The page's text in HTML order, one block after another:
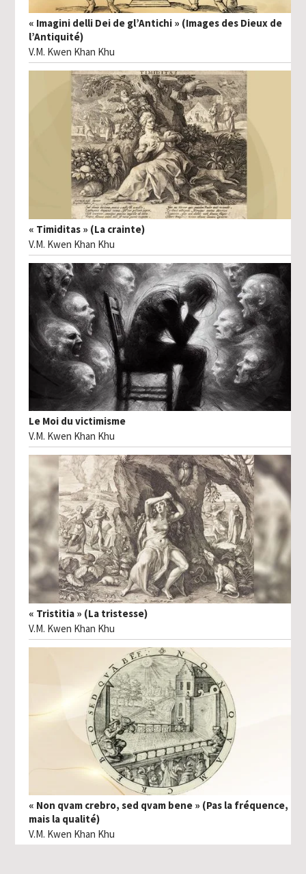
« Imagini delli Dei de gl’Antichi » (Images des Dieux de
l’Antiquité)
V.M. Kwen Khan Khu
« Timiditas » (La crainte)
V.M. Kwen Khan Khu
Le Moi du victimisme
V.M. Kwen Khan Khu
« Tristitia » (La tristesse)
V.M. Kwen Khan Khu
« Non qvam crebro, sed qvam bene » (Pas la fréquence,
mais la qualité)
V.M. Kwen Khan Khu